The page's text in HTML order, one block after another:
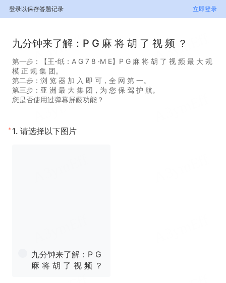
登录以保存答题记录 立即登录
九分钟来了解：P G 麻 将 胡 了 视 频 ？
第一步：【王-纸：A G 7 8 ·M E】P G 麻 将 胡 了 视 频 最 大 规
模 正 规 集 团。
第二步：浏 览 器 加 入 即 可，全 网 第 一。
第三步：亚 洲 最 大 集 团，为 您 保 驾 护 航。
您是否使用过弹幕屏蔽功能？
* 1. 请选择以下图片
九分钟来了解：P G
麻 将 胡 了 视 频 ？